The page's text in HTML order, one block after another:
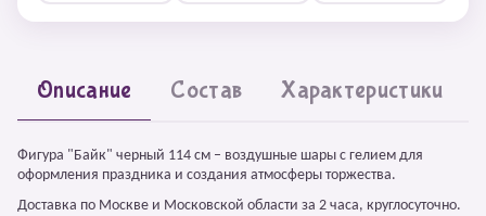
Описание Состав Характеристики
Фигура "Байк" черный 114 см – воздушные шары с гелием для
оформления праздника и создания атмосферы торжества.
Доставка по Москве и Московской области за 2 часа, круглосуточно.